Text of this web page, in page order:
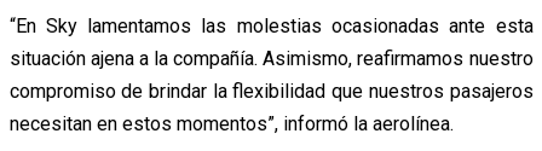
“En Sky lamentamos las molestias ocasionadas ante esta
situación ajena a la compañía. Asimismo, reafirmamos nuestro
compromiso de brindar la flexibilidad que nuestros pasajeros
necesitan en estos momentos”, informó la aerolínea.